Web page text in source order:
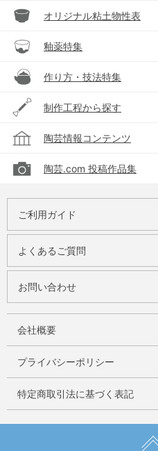
オリジナル粘土物性表
釉薬特集
作り方・技法特集
制作工程から探す
陶芸情報コンテンツ
陶芸.com 投稿作品集
ご利用ガイド
よくあるご質問
お問い合わせ
会社概要
プライバシーポリシー
特定商取引法に基づく表記